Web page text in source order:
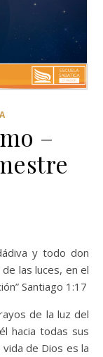
–
y todo don
las luces, en el
Santiago 1:17
de la luz del
hacia todas sus
de Dios es la